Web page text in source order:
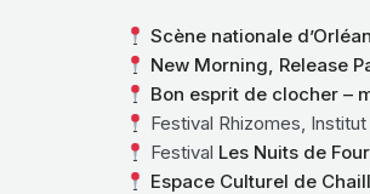
Scène nationale
New Morning, Release
Bon esprit de clocher –
Festival Rhizomes,
Festival Les Nuits de
Espace Culturel de